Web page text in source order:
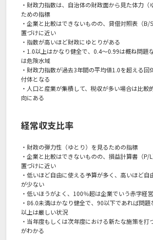
・財政力指数は、自治体の財政面から見た体力（
ための指標
・企業と比較はできないものの、貸借対照表（B/
置づけに近い
・指数が高いほど財政にゆとりがある
・1.0以上はかなり健全で、0.4～0.99は概ね問題
は危険水域
・財政力指数が過去3年間の平均値1.0を超える回
付体となる
・人口と産業が集積して、税収が多い場合は比較
向にある
経常収支比率
・財政の弾力性（ゆとり）を見るための指標
・企業と比較はできないものの、損益計算書（P/
置づけに近い
・低いほど自由に使える予算が多く、高いほど自
が少ない
・低いほうがよく、100％超は企業でいう赤字経
・86.0未満はかなり健全で、90以下であれば問題
以上は厳しい状況
・当年度もしくは次年度における新たな施策を打
がわかる